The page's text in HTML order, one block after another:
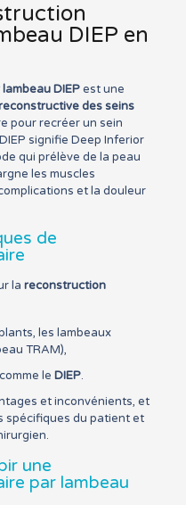
DIEP en
DIEPest une
des seins
pour recréer un sein
signifie Deep Inferior
qui prélève de la peau
les muscles
et la douleur
de
la reconstruction
les lambeaux
TRAM),
le DIEP.
et inconvénients, et
spécifiques du patient et
une
par lambeau